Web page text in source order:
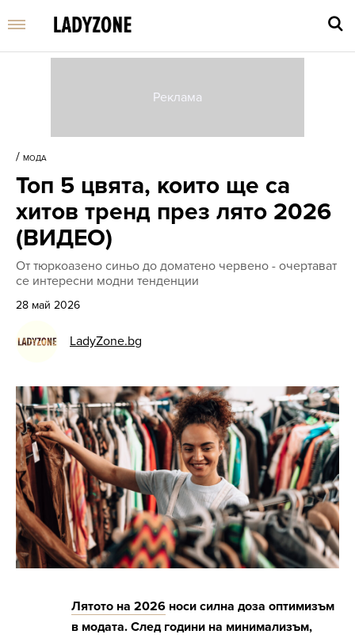
Enter
/ МОДА
Топ 5 цвята, които ще са
хитов тренд през лято 2026
(ВИДЕО)
От тюркоазено синьо до доматено червено - очертават
се интересни модни тенденции
28 май 2026
LadyZone.bg
Лятото на 2026 носи силна доза оптимизъм
в модата. След години на минимализъм,